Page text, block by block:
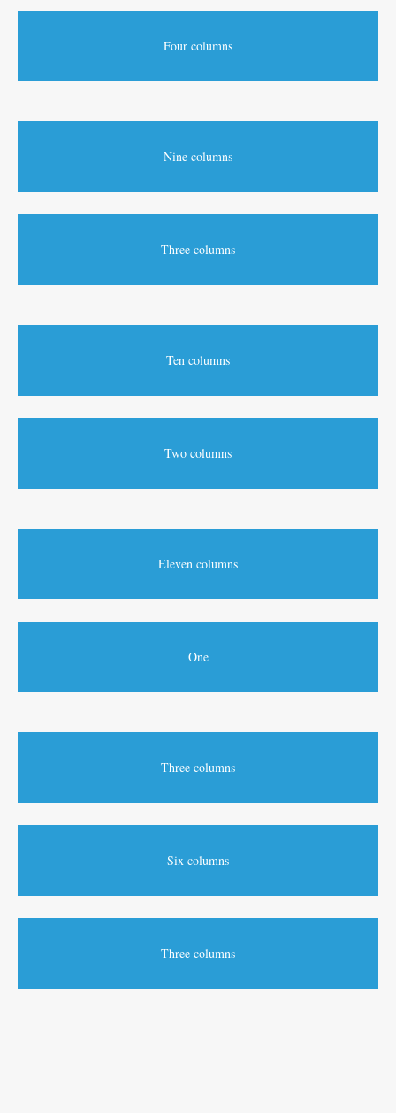
Four columns
Nine columns
Three columns
Ten columns
Two columns
Eleven columns
One
Three columns
Six columns
Three columns